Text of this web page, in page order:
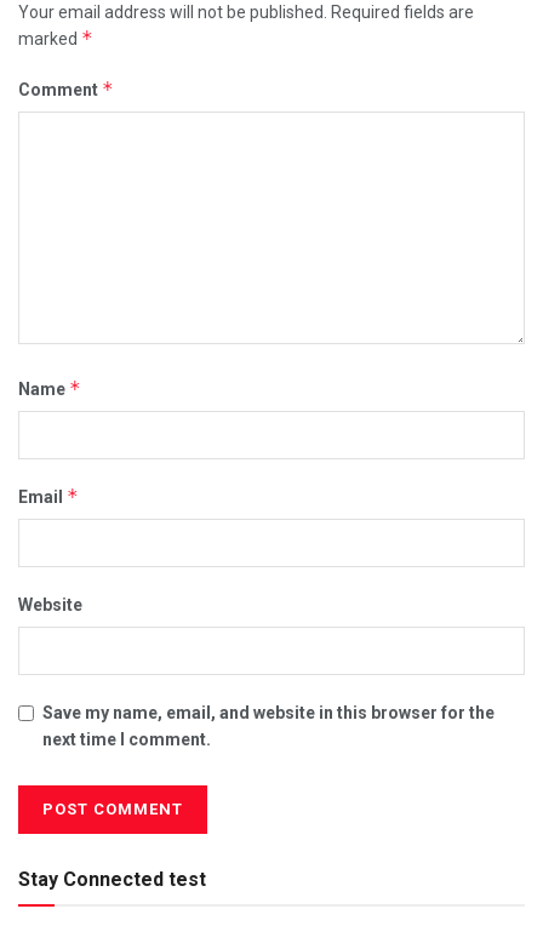
Your email address will not be published.
Required fields are
marked *
Comment *
Name *
Email *
Website
Save my name, email, and website in this browser for the
next time I comment.
Stay Connected test